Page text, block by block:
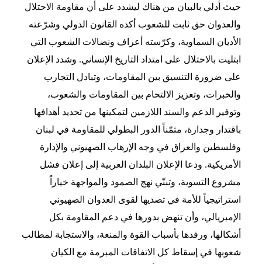
حيث أدلي بالبيان من هناك ليشدد على أن مقاومة الاحتلال
والعدوان حق ثابت للشعوب أكده القانون الدولي وشرّعته
الأديان السماوية، وكرّسته أعراف ونضالات الشعوب التي
ابتليت بالاحتلال على امتداد التاريخ الإنساني. وشدد الإعلان
على ضرورة التنسيق بين المقاومات، وتبادل التجارب
والخبرات، وتعزيز الالتحام بين المقاومات والشعوب،
وتوفير الدعم والسند اللازمين لتمكينها من تحديد أهدافها
باقتدار وجدارة، مثمّناً الدور البطولي للمقاومة في لبنان
وفلسطين والعراق في وجه الإرهاب الصهيوني والإدارة
الأمريكية. ودعا الإعلان البلدان العربية إلى إعلان فشل
مشروع التسوية، وتبنّي نهج الصمود والمواجهة خياراً
استراتيجياً للأمة في تصديها لقوى العدوان الصهيوني
الإمبريالي، وأن تنهض بدورها في دعم المقاومة بكل
أشكالها، ورفدها بأسباب القوة والمنعة، والاستجابة لمطالب
شعوبها في إسقاط كل الاتفاقات المبرمة مع الكيان